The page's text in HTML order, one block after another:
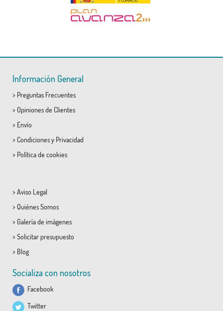
Información General
> Preguntas Frecuentes
> Opiniones de Clientes
> Envío
> Condicionesy Privacidad
> Política de cookies
> Aviso Legal
> Quiénes Somos
> Galería de imágenes
> Solicitar presupuesto
> Blog
Socializa con nosotros
Facebook
Twitter